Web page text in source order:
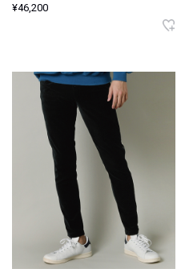
¥46,200